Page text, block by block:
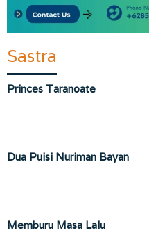
Sastra
Princes Taranoate
Dua Puisi Nuriman Bayan
Memburu Masa Lalu